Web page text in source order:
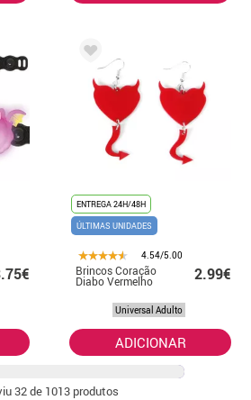
ENTREGA 24H/48H
ÚLTIMAS UNIDADES
4.54/5.00
Brincos Coração
Diabo Vermelho 2.99€
Universal Adulto
ADICIONAR
32de 1013 produtos